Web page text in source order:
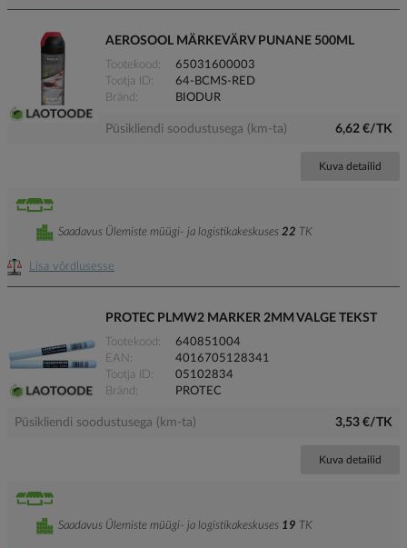
AEROSOOL MÄRKEVÄRV PUNANE 500ML
Tootekood
65031600003
Tootja ID
64-BCMS-RED
Bränd
BIODUR
Püsikliendi soodustusega (km-ta) 6,62 €/TK
Kuva detailid
Lisa võrdlusesse
Saadavus Ülemiste müügi- ja logistikakeskuses 22 TK
PROTEC PLMW2 MARKER 2MM VALGE TEKST
Tootekood
640851004
EAN
4016705128341
Tootja ID
05102834
Bränd
PROTEC
Püsikliendi soodustusega (km-ta) 3,53 €/TK
Kuva detailid
Saadavus Ülemiste müügi- ja logistikakeskuses 19 TK